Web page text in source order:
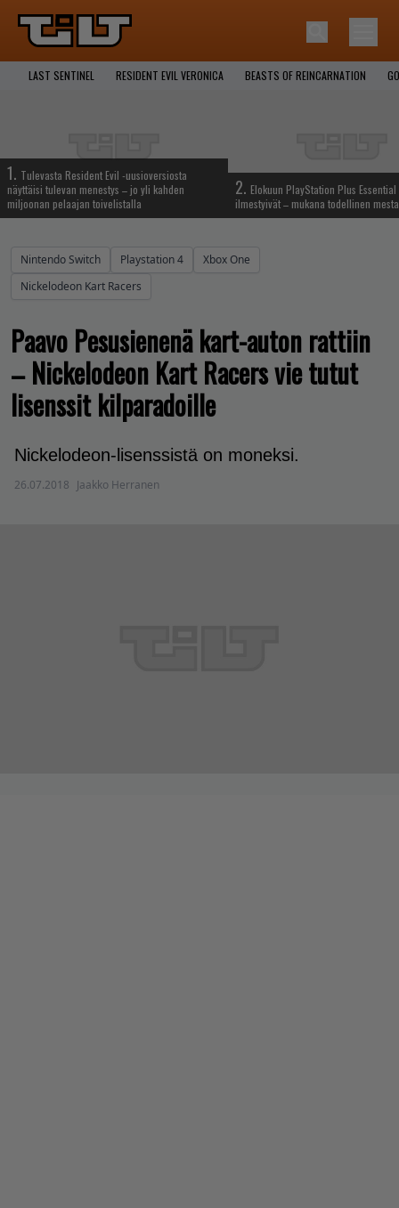
LAST SENTINEL RESIDENT EVIL VERONICA BEASTS OF REINCARNATION
1. Tulevasta Resident Evil -uusioversiosta
näyttäisi tulevan menestys – jo yli kahden
miljoonan pelaajan toivelistalla
2. Elokuun PlayStation Plus
ilmestyivät – mukana todellinen
Nintendo Switch Playstation 4
Xbox One
Nickelodeon Kart Racers
Paavo Pesusienenä kart-auton rattiin
– Nickelodeon Kart Racers vie tutut
lisenssit kilparadoille
Nickelodeon-lisenssistä on moneksi.
26.07.2018 Jaakko Herranen